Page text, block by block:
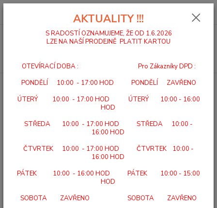
0,00 Kč
BERLE A HOLE NÁSTAVEC PROTISKLUZOVÝ 100 CTB/C
NÁSTAVEC PROTISKLUZOVÝ
100 CTB/C
100 CTB/C
AKTUALITY !!!
S RADOSTÍ OZNAMUJEME, ŽE OD 1.6.2026
LZE NA NAŠÍ PRODEJNĚ PLATIT KARTOU
OTEVÍRACÍ DOBA : Pro Zákazníky DPD :
PONDĚLÍ 10:00 - 17:00 HOD PONDĚLÍ ZAVŘENO
ÚTERÝ 10:00 - 17:00 HOD ÚTERÝ 10:00 - 16:00
HOD
STŘEDA 10:00 - 17:00 HOD STŘEDA 10:00 -
16:00 HOD
ČTVRTEK 10:00 - 17:00 HOD ČTVRTEK 10:00 -
16:00 HOD
PÁTEK 10:00 - 16:00 HOD PÁTEK 10:00 - 15:00
HOD
SOBOTA ZAVŘENO SOBOTA ZAVŘENO